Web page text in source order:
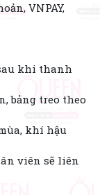
VNPAY,
khi thanh
bảng treo theo
khí hậu
viên sẽ liên